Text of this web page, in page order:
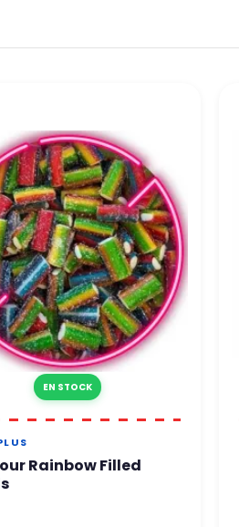
EN STOCK
Rainbow Filled